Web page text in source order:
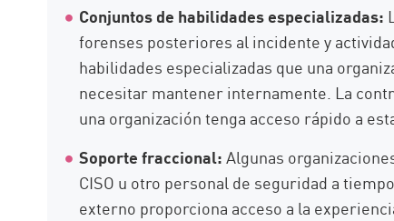
Conjuntos de habilidades especializadas:
forenses posteriores al incidente y
habilidades especializadas que una
necesitar mantener internamente. La
una organización tenga acceso rápido a
Soporte fraccional:Algunas
CISO u otro personal de seguridad a
externo proporciona acceso a la